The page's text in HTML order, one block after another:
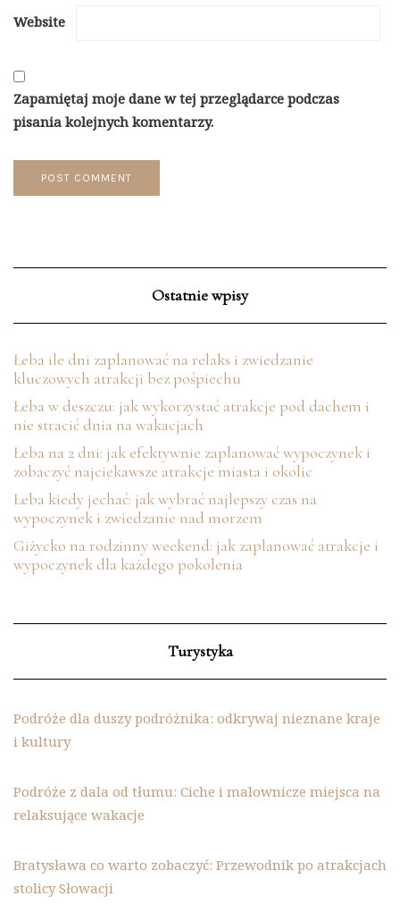
Website
Zapamiętaj moje dane w tej przeglądarce podczas
pisania kolejnych komentarzy.
Ostatnie wpisy
Łeba ile dni zaplanować na relaks i zwiedzanie
kluczowych atrakcji bez pośpiechu
Łeba w deszczu: jak wykorzystać atrakcje pod dachem i
nie stracić dnia na wakacjach
Łeba na 2 dni: jak efektywnie zaplanować wypoczynek i
zobaczyć najciekawsze atrakcje miasta i okolic
Łeba kiedy jechać: jak wybrać najlepszy czas na
wypoczynek i zwiedzanie nad morzem
Giżycko na rodzinny weekend: jak zaplanować atrakcje i
wypoczynek dla każdego pokolenia
Turystyka
Podróże dla duszy podróżnika: odkrywaj nieznane kraje
i kultury
Podróże z dala od tłumu: Ciche i malownicze miejsca na
relaksujące wakacje
Bratysława co warto zobaczyć: Przewodnik po atrakcjach
stolicy Słowacji